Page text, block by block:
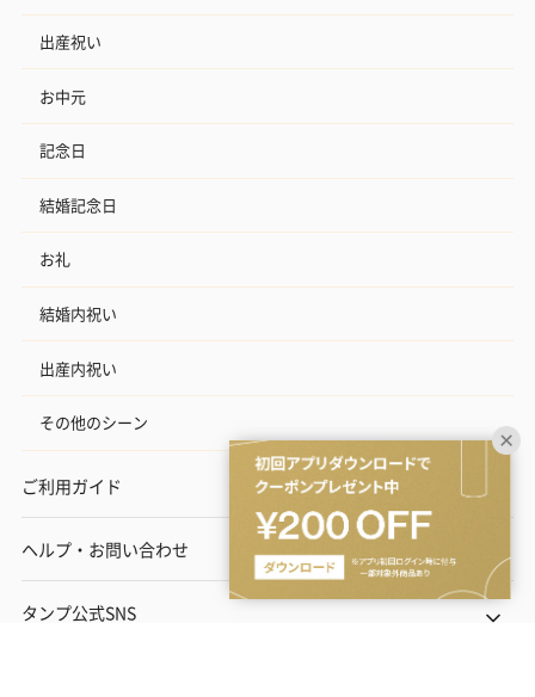
出産祝い
お中元
記念日
結婚記念日
お礼
結婚内祝い
出産内祝い
その他のシーン
ご利用ガイド
ヘルプ・お問い合わせ
タンプ公式SNS